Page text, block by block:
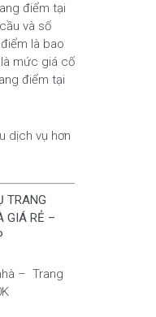
điểm tại
và số
là bao
mức giá cố
điểm tại
dịch vụ hơn
TRANG
GIÁ RẺ –
– Trang